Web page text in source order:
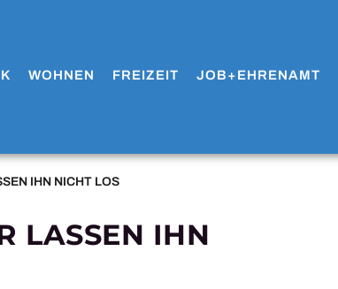
WOHNEN FREIZEIT JOB+EHRENAMT
IHN NICHT LOS
LASSEN IHN